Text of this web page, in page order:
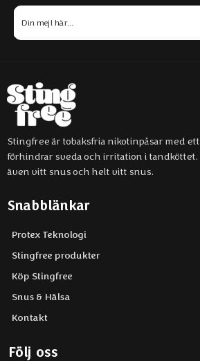
Stingfree är tobaksfria nikotinpåsar med
förhindrar sveda och irritation i tandköttet.
även vitt snus och helt vitt snus.
Snabblänkar
Protex Teknologi
Stingfree produkter
Köp Stingfree
Snus & Hälsa
Kontakt
Följ oss